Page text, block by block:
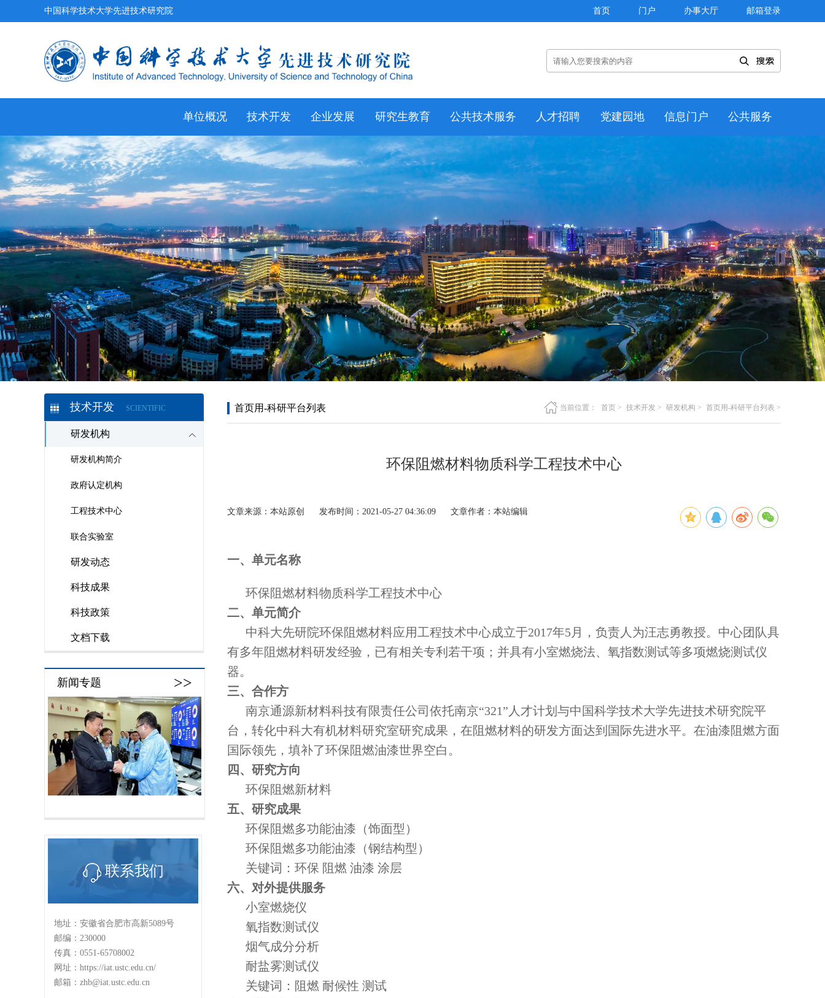
中国科学技术大学先进技术研究院 首页 门户 办事大厅 邮箱登录
单位概况 技术开发 企业发展 研究生教育 公共技术服务 人才招聘 党建园地 信息门户 公共服务
技术开发 SCIENTIFIC
研发机构
研发机构简介
政府认定机构
工程技术中心
联合实验室
研发动态
科技成果
科技政策
文档下载
新闻专题 >>
联系我们
地址：安徽省合肥市高新5089号
邮编：230000
传真：0551-65708002
网址：https://iat.ustc.edu.cn/
邮箱：zhb@iat.ustc.edu.cn
首页用-科研平台列表 当前位置： 首页 > 技术开发 > 研发机构 > 首页用-科研平台列表 >
环保阻燃材料物质科学工程技术中心
文章来源：本站原创 发布时间：2021-05-27 04:36:09 文章作者：本站编辑
一、单元名称
环保阻燃材料物质科学工程技术中心
二、单元简介
中科大先研院环保阻燃材料应用工程技术中心成立于2017年5月，负责人为汪志勇教授。中心团队具
有多年阻燃材料研发经验，已有相关专利若干项；并具有小室燃烧法、氧指数测试等多项燃烧测试仪
器。
三、合作方
南京通源新材料科技有限责任公司依托南京“321”人才计划与中国科学技术大学先进技术研究院平
台，转化中科大有机材料研究室研究成果，在阻燃材料的研发方面达到国际先进水平。在油漆阻燃方面
国际领先，填补了环保阻燃油漆世界空白。
四、研究方向
环保阻燃新材料
五、研究成果
环保阻燃多功能油漆（饰面型）
环保阻燃多功能油漆（钢结构型）
关键词：环保 阻燃 油漆 涂层
六、对外提供服务
小室燃烧仪
氧指数测试仪
烟气成分分析
耐盐雾测试仪
关键词：阻燃 耐候性 测试